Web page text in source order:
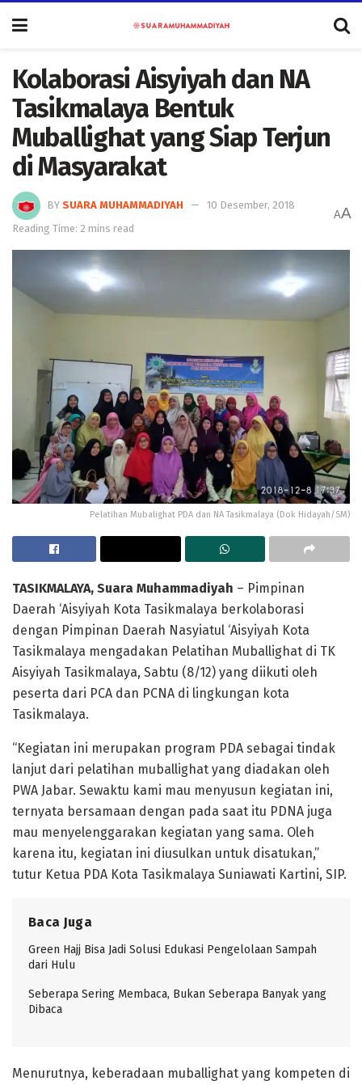
Kolaborasi Aisyiyah dan NA
Tasikmalaya Bentuk
Muballighat yang Siap Terjun
di Masyarakat
BY SUARA MUHAMMADIYAH
10 Desember, 2018
Reading Time: 2 mins read
AA
Pelatihan Mubalighat PDA dan NA Tasikmalaya (Dok Hidayah/SM)
TASIKMALAYA, Suara Muhammadiyah – Pimpinan
Daerah ‘Aisyiyah Kota Tasikmalaya berkolaborasi
dengan Pimpinan Daerah Nasyiatul ‘Aisyiyah Kota
Tasikmalaya mengadakan Pelatihan Muballighat di TK
Aisyiyah Tasikmalaya, Sabtu (8/12) yang diikuti oleh
peserta dari PCA dan PCNA di lingkungan kota
Tasikmalaya.
“Kegiatan ini merupakan program PDA sebagai tindak
lanjut dari pelatihan muballighat yang diadakan oleh
PWA Jabar. Sewaktu kami mau menyusun kegiatan ini,
ternyata bersamaan dengan pada saat itu PDNA juga
mau menyelenggarakan kegiatan yang sama. Oleh
karena itu, kegiatan ini diusulkan untuk disatukan,”
tutur Ketua PDA Kota Tasikmalaya Suniawati Kartini, SIP.
Baca Juga
Green Hajj Bisa Jadi Solusi Edukasi Pengelolaan Sampah
dari Hulu
Seberapa Sering Membaca, Bukan Seberapa Banyak yang
Dibaca
Menurutnya, keberadaan muballighat yang kompeten di